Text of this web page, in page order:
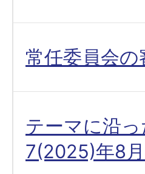
常任委員会の
テーマに沿
7(2025)年8月